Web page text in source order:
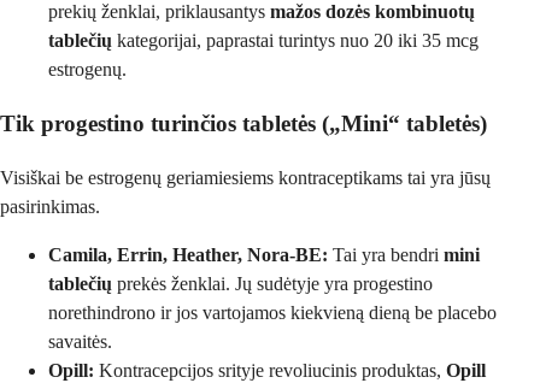
prekių ženklai, priklausantys mažos dozės kombinuotų
tablečių kategorijai, paprastai turintys nuo 20 iki 35 mcg
estrogenų.
Tik progestino turinčios tabletės („Mini“ tabletės)
Visiškai be estrogenų geriamiesiems kontraceptikams tai yra jūsų
pasirinkimas.
Camila, Errin, Heather, Nora-BE: Tai yra bendri mini
tablečių prekės ženklai. Jų sudėtyje yra progestino
norethindrono ir jos vartojamos kiekvieną dieną be placebo
savaitės.
Opill: Kontracepcijos srityje revoliucinis produktas, Opill